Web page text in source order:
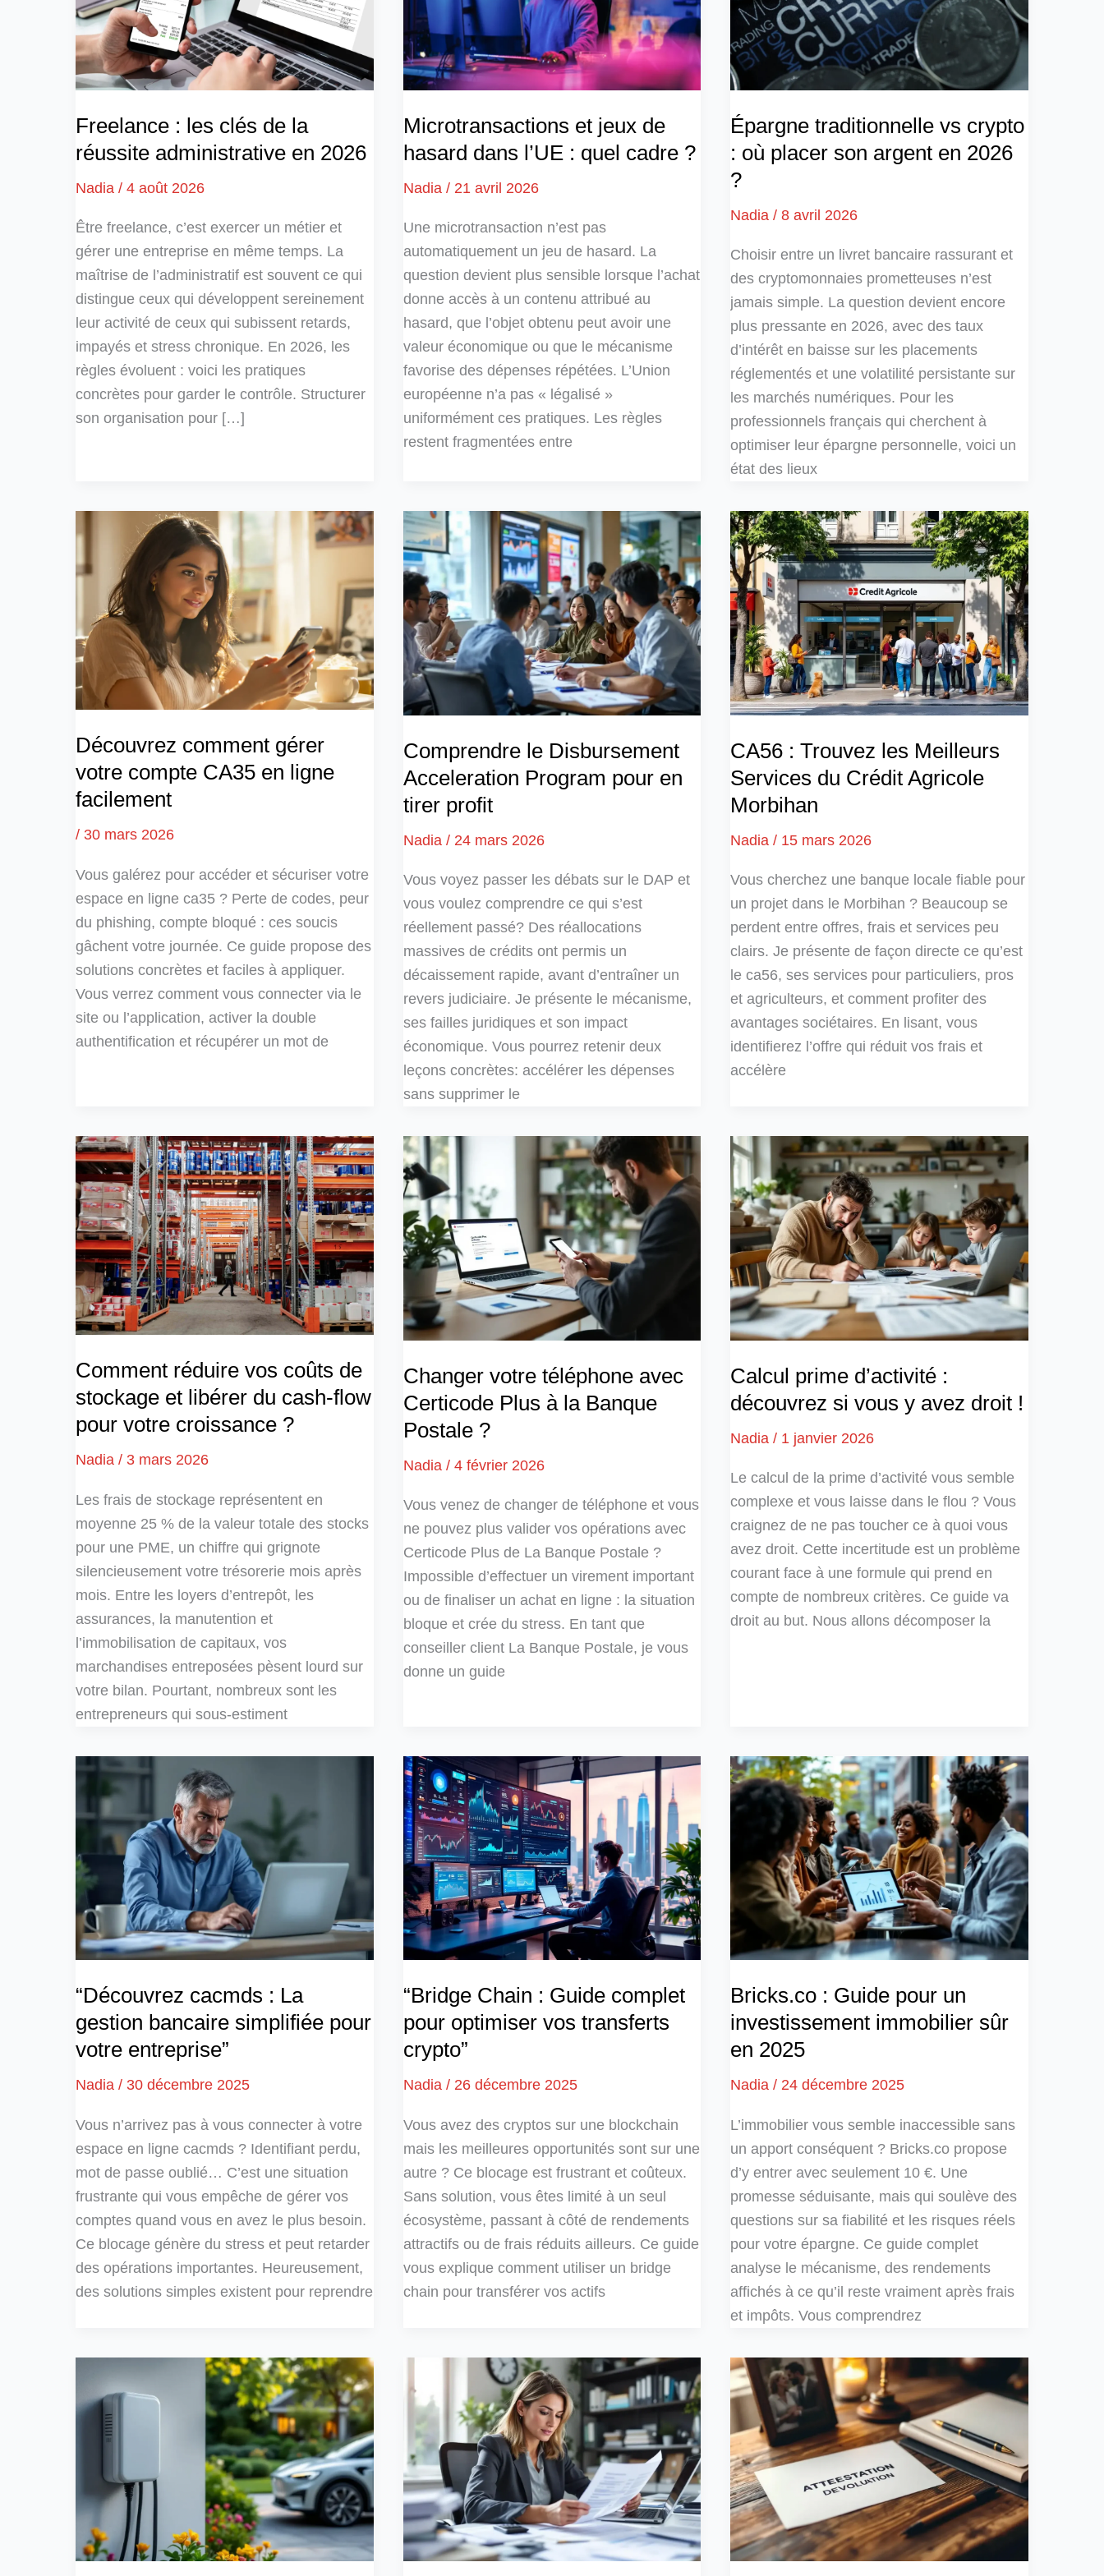
Freelance : les clés de la
réussite administrative en 2026
Nadia / 4 août 2026
Être freelance, c’est exercer un métier et
gérer une entreprise en même temps. La
maîtrise de l’administratif est souvent ce qui
distingue ceux qui développent sereinement
leur activité de ceux qui subissent retards,
impayés et stress chronique. En 2026, les
règles évoluent : voici les pratiques
concrètes pour garder le contrôle. Structurer
son organisation pour […]
Microtransactions et jeux de
hasard dans l’UE : quel cadre ?
Nadia / 21 avril 2026
Une microtransaction n’est pas
automatiquement un jeu de hasard. La
question devient plus sensible lorsque l’achat
donne accès à un contenu attribué au
hasard, que l’objet obtenu peut avoir une
valeur économique ou que le mécanisme
favorise des dépenses répétées. L’Union
européenne n’a pas « légalisé »
uniformément ces pratiques. Les règles
restent fragmentées entre
Épargne traditionnelle vs crypto
: où placer son argent en 2026
?
Nadia/8 avril 2026
Choisir entre un livret bancaire rassurant et
des cryptomonnaies prometteuses n’est
jamais simple. La question devient encore
plus pressante en 2026, avec des taux
d’intérêt en baisse sur les placements
réglementés et une volatilité persistante sur
les marchés numériques. Pour les
professionnels français qui cherchent à
optimiser leur épargne personnelle, voici un
état des lieux
Découvrez comment gérer
votre compte CA35 en ligne
facilement
/ 30 mars 2026
Vous galérez pour accéder et sécuriser votre
espace en ligne ca35 ? Perte de codes, peur
du phishing, compte bloqué : ces soucis
gâchent votre journée. Ce guide propose des
solutions concrètes et faciles à appliquer.
Vous verrez comment vous connecter via le
site ou l’application, activer la double
authentification et récupérer un mot de
Comprendre le Disbursement
Acceleration Program pour en
tirer profit
Nadia / 24 mars 2026
Vous voyez passer les débats sur le DAP et
vous voulez comprendre ce qui s’est
réellement passé? Des réallocations
massives de crédits ont permis un
décaissement rapide, avant d’entraîner un
revers judiciaire. Je présente le mécanisme,
ses failles juridiques et son impact
économique. Vous pourrez retenir deux
leçons concrètes: accélérer les dépenses
sans supprimer le
CA56 : Trouvez les Meilleurs
Services du Crédit Agricole
Morbihan
Nadia/ 15 mars 2026
Vous cherchez une banque locale fiable pour
un projet dans le Morbihan ? Beaucoup se
perdent entre offres, frais et services peu
clairs. Je présente de façon directe ce qu’est
le ca56, ses services pour particuliers, pros
et agriculteurs, et comment profiter des
avantages sociétaires. En lisant, vous
identifierez l’offre qui réduit vos frais et
accélère
Comment réduire vos coûts de
stockage et libérer du cash-flow
pour votre croissance ?
Nadia / 3 mars 2026
Les frais de stockage représentent en
moyenne 25 % de la valeur totale des stocks
pour une PME, un chiffre qui grignote
silencieusement votre trésorerie mois après
mois. Entre les loyers d’entrepôt, les
assurances, la manutention et
l’immobilisation de capitaux, vos
marchandises entreposées pèsent lourd sur
votre bilan. Pourtant, nombreux sont les
entrepreneurs qui sous-estiment
Changer votre téléphone avec
Certicode Plus à la Banque
Postale ?
Nadia / 4 février 2026
Vous venez de changer de téléphone et vous
ne pouvez plus valider vos opérations avec
Certicode Plus de La Banque Postale ?
Impossible d’effectuer un virement important
ou de finaliser un achat en ligne : la situation
bloque et crée du stress. En tant que
conseiller client La Banque Postale, je vous
donne un guide
Calcul prime d’activité :
découvrez si vous y avez droit !
Nadia/ 1 janvier 2026
Le calcul de la prime d’activité vous semble
complexe et vous laisse dans le flou ? Vous
craignez de ne pas toucher ce à quoi vous
avez droit. Cette incertitude est un problème
courant face à une formule qui prend en
compte de nombreux critères. Ce guide va
droit au but. Nous allons décomposer la
“Découvrez cacmds : La
gestion bancaire simplifiée pour
votre entreprise”
Nadia / 30 décembre 2025
Vous n’arrivez pas à vous connecter à votre
espace en ligne cacmds ? Identifiant perdu,
mot de passe oublié… C’est une situation
frustrante qui vous empêche de gérer vos
comptes quand vous en avez le plus besoin.
Ce blocage génère du stress et peut retarder
des opérations importantes. Heureusement,
des solutions simples existent pour reprendre
“Bridge Chain : Guide complet
pour optimiser vos transferts
crypto”
Nadia / 26 décembre 2025
Vous avez des cryptos sur une blockchain
mais les meilleures opportunités sont sur une
autre ? Ce blocage est frustrant et coûteux.
Sans solution, vous êtes limité à un seul
écosystème, passant à côté de rendements
attractifs ou de frais réduits ailleurs. Ce guide
vous explique comment utiliser un bridge
chain pour transférer vos actifs
Bricks.co : Guide pour un
investissement immobilier sûr
en 2025
Nadia/ 24 décembre 2025
L’immobilier vous semble inaccessible sans
un apport conséquent ? Bricks.co propose
d’y entrer avec seulement 10 €. Une
promesse séduisante, mais qui soulève des
questions sur sa fiabilité et les risques réels
pour votre épargne. Ce guide complet
analyse le mécanisme, des rendements
affichés à ce qu’il reste vraiment après frais
et impôts. Vous comprendrez